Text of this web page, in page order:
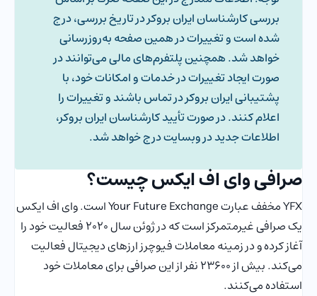
بررسی کارشناسان ایران بروکر در تاریخ بررسی، درج
شده است و تغییرات در همین صفحه به‌روزرسانی
خواهد شد. همچنین پلتفرم‌های مالی می‌توانند در
صورت ایجاد تغییرات در خدمات و امکانات خود، با
پشتیبانی ایران بروکر در تماس باشند و تغییرات را
اعلام کنند. در صورت تأیید کارشناسان ایران بروکر،
اطلاعات جدید در وبسایت درج خواهد شد.
صرافی وای اف ایکس چیست؟
YFX مخفف عبارت Your Future Exchange است. وای اف ایکس
یک صرافی غیرمتمرکز است که در ژوئن سال 2020 فعالیت خود را
آغاز کرده و در زمینه معاملات فیوچرز ارزهای دیجیتال فعالیت
می‌کند. بیش از 23600 نفر از این صرافی برای معاملات خود
استفاده می‌کنند.